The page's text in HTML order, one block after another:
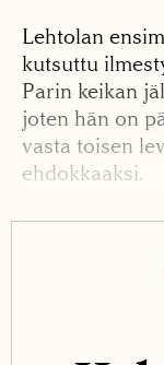
Lehtolan
kutsuttu
Parin keikan
joten hän on
vasta toisen
ehdokkaaksi.
Vallilan kalliot